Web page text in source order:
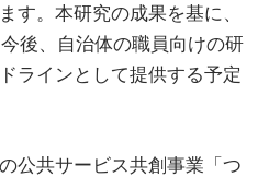
す。本研究の成果を基に、
後、自治体の職員向けの研
ラインとして提供する予定
公共サービス共創事業「つ